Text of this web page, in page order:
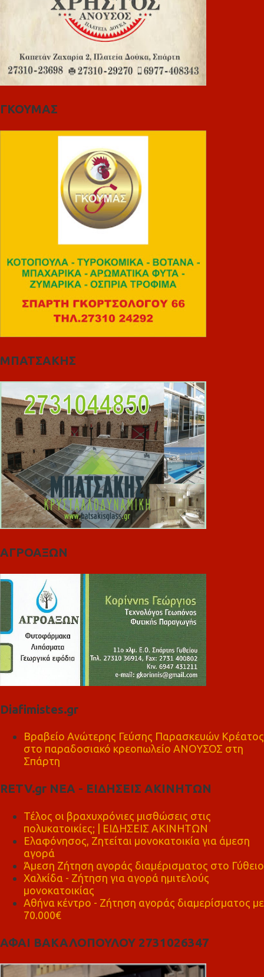
ΓΚΟΥΜΑΣ
ΜΠΑΤΣΑΚΗΣ
ΑΓΡΟΑΞΩΝ
Diafimistes.gr
Βραβείο Ανώτερης Γεύσης Παρασκευών Κρέατος
στο παραδοσιακό κρεοπωλείο ΑΝΟΥΣΟΣ στη
Σπάρτη
RETV.gr ΝΕΑ - ΕΙΔΗΣΕΙΣ ΑΚΙΝΗΤΩΝ
Τέλος οι βραχυχρόνιες μισθώσεις στις
πολυκατοικίες; | ΕΙΔΗΣΕΙΣ ΑΚΙΝΗΤΩΝ
Ελαφόνησος, Ζητείται μονοκατοικία για άμεση
αγορά
Άμεση Ζήτηση αγοράς διαμέρισματος στο Γύθειο
Χαλκίδα - Ζήτηση για αγορά ημιτελούς
μονοκατοικίας
Αθήνα κέντρο - Ζήτηση αγοράς διαμερίσματος με
70.000€
ΑΦΑΙ ΒΑΚΑΛΟΠΟΥΛΟΥ 2731026347